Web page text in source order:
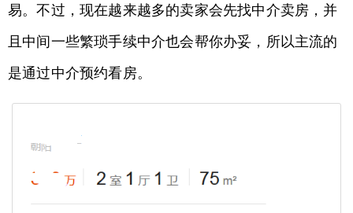
易。不过，现在越来越多的卖家会先找中介卖房，并
且中间一些繁琐手续中介也会帮你办妥，所以主流的
是通过中介预约看房。